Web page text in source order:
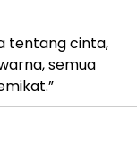
tentang cinta,
semua